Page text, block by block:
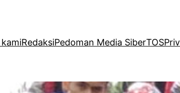
RedaksiPedoman Media SiberTOS